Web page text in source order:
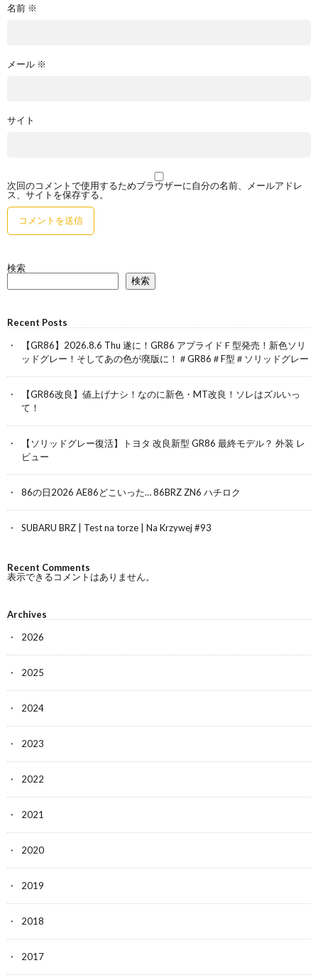
名前 ※
メール ※
サイト
次回のコメントで使用するためブラウザーに自分の名前、メールアドレ
ス、サイトを保存する。
検索
検索
Recent Posts
【GR86】2026.8.6 Thu 遂に！GR86 アプライドＦ型発売！新色ソリ
ッドグレー！そしてあの色が廃版に！＃GR86＃F型＃ソリッドグレー
【GR86改良】値上げナシ！なのに新色・MT改良！ソレはズルいっ
て！
【ソリッドグレー復活】トヨタ 改良新型 GR86 最終モデル？ 外装 レ
ビュー
86の日2026 AE86どこいった… 86BRZ ZN6 ハチロク
SUBARU BRZ | Test na torze | Na Krzywej #93
Recent Comments
表示できるコメントはありません。
Archives
2026
2025
2024
2023
2022
2021
2020
2019
2018
2017